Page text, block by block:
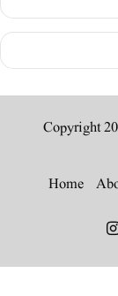
Home
Instagram